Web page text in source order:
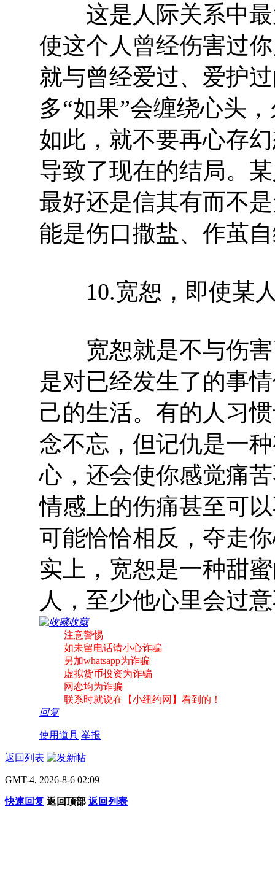
这是人际关系中最
使这个人曾经伤害过
就与曾经爱过、爱护
多“如果”会缠绕心头
如此，就不要再心存
导致了现在的结局。
最好还是信其有而不
能是伤口撒盐、作茧
10.宽恕，即使某人
宽恕就是不与伤害
是对已经发生了的事
己的生活。有的人习
念不忘，但记仇是一
心，还会使你感觉痛
情感上的伤痛甚至可
可能恰恰相反，夺走
实上，宽恕是一种甜
人，至少他心里会过
收藏
注意警惕
如未留电话请小心诈骗
另加whatsapp为诈骗
虚拟货币投资为诈骗
网恋均为诈骗
联系时就说在【小纽约网】看到的！
回复
使用道具 举报
返回列表
GMT-4, 2026-8-6 02:09
快速回复 返回顶部 返回列表